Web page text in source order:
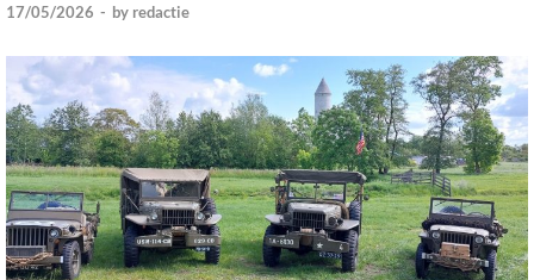
17/05/2026 - by redactie